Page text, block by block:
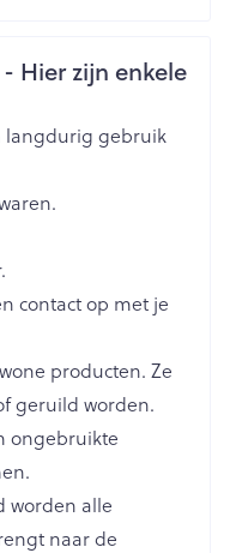
(15°C - 25°C)
Hier zijn enkele
langdurig gebruik
contact op met je
producten. Ze
geruild worden.
ongebruikte
worden alle
naar de